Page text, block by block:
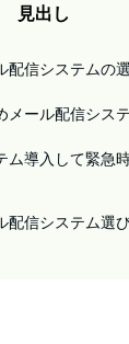
見出し
配信システムの
メール配信シス
ム導入して緊急
配信システム選